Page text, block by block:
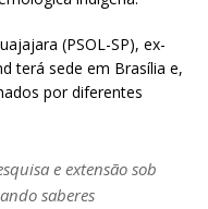
(PSOL-SP), ex-
terá sede em Brasília e,
por diferentes
e extensão sob
saberes